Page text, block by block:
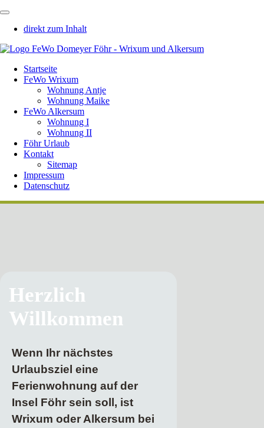
direkt zum Inhalt
Startseite
FeWo Wrixum
Wohnung Antje
Wohnung Maike
FeWo Alkersum
Wohnung I
Wohnung II
Föhr Urlaub
Kontakt
Sitemap
Impressum
Datenschutz
Herzlich
Willkommen
Wenn Ihr nächstes
Urlaubsziel eine
Ferienwohnung auf der
Insel Föhr sein soll, ist
Wrixum oder Alkersum bei